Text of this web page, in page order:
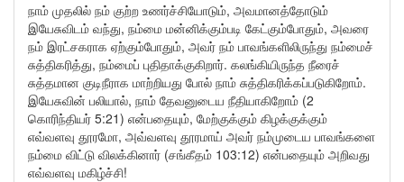
நாம் முதலில் நம் குற்ற உணர்ச்சியோடும், அவமானத்தோடும்
இயேசுவிடம் வந்து, நம்மை மன்னிக்கும்படி கேட்கும்போதும், அவரை
நம் இரட்சகராக ஏற்கும்போதும், அவர் நம் பாவங்களிலிருந்து நம்மைச்
சுத்திகரித்து, நம்மைப் புதிதாக்குகிறார். கலங்கியிருந்த நீரைச்
சுத்தமான குடிநீராக மாற்றியது போல் நாம் சுத்திகரிக்கப்படுகிறோம்.
இயேசுவின் பலியால், நாம் தேவனுடைய நீதியாகிறோம் (2
கொரிந்தியர் 5:21) என்பதையும், மேற்குக்கும் கிழக்குக்கும்
எவ்வளவு தூரமோ, அவ்வளவு தூரமாய் அவர் நம்முடைய பாவங்களை
நம்மை விட்டு விலக்கினார் (சங்கீதம் 103:12) என்பதையும் அறிவது
எவ்வளவு மகிழ்ச்சி!